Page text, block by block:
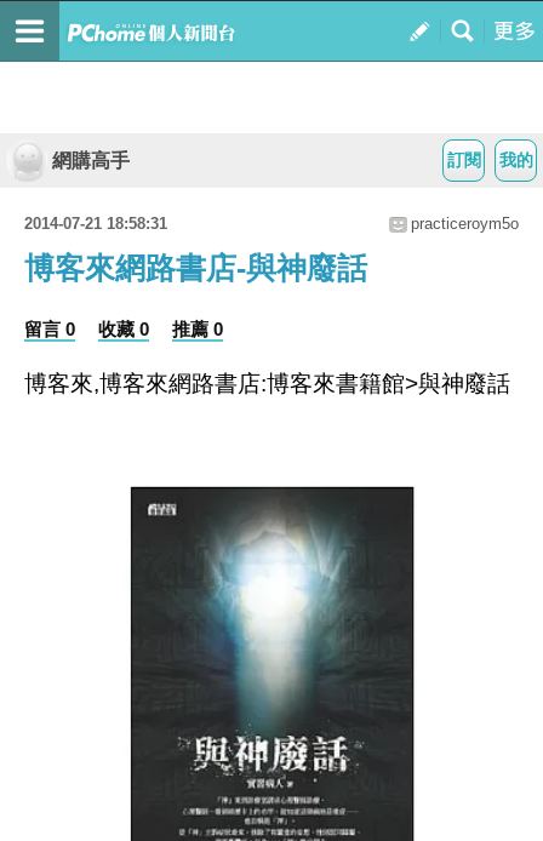
我的
訂閱
網購高手
2014-07-21 18:58:31 practiceroym5o
博客來網路書店-與神廢話
留言 0 收藏 0 推薦 0
博客來,博客來網路書店:博客來書籍館>與神廢話